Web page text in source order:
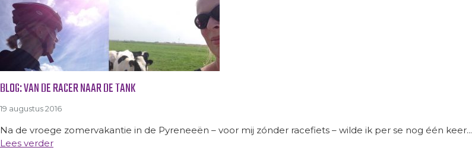
BLOG: VAN DE RACER NAAR DE TANK
19 augustus 2016
Na de vroege zomervakantie in de Pyreneeën – voor mij zónder racefiets – wilde ik per se nog één keer...
Lees verder